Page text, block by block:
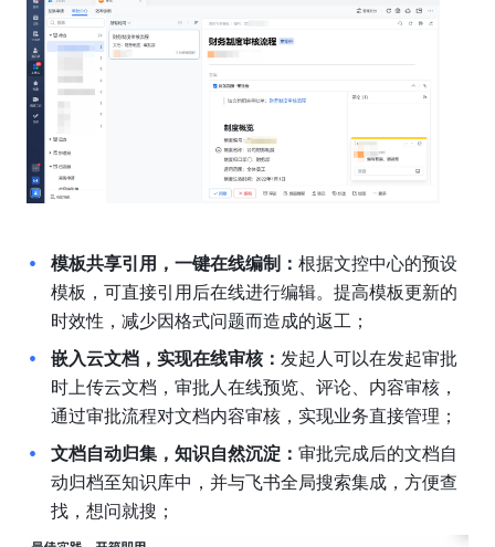
模板共享引用，一键在线编制： 根据文控中心的预设
模板，可直接引用后在线进行编辑。提高模板更新的
时效性，减少因格式问题而造成的返工；
嵌入云文档，实现在线审核： 发起人可以在发起审批
时上传云文档，审批人在线预览、评论、内容审核，
通过审批流程对文档内容审核，实现业务直接管理；
文档自动归集，知识自然沉淀： 审批完成后的文档自
动归档至知识库中，并与飞书全局搜索集成，方便查
找，想问就搜；